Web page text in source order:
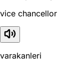
vice chancellor
varakanleri